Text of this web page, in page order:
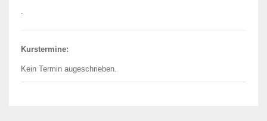
.
Kurstermine:
Kein Termin augeschrieben.